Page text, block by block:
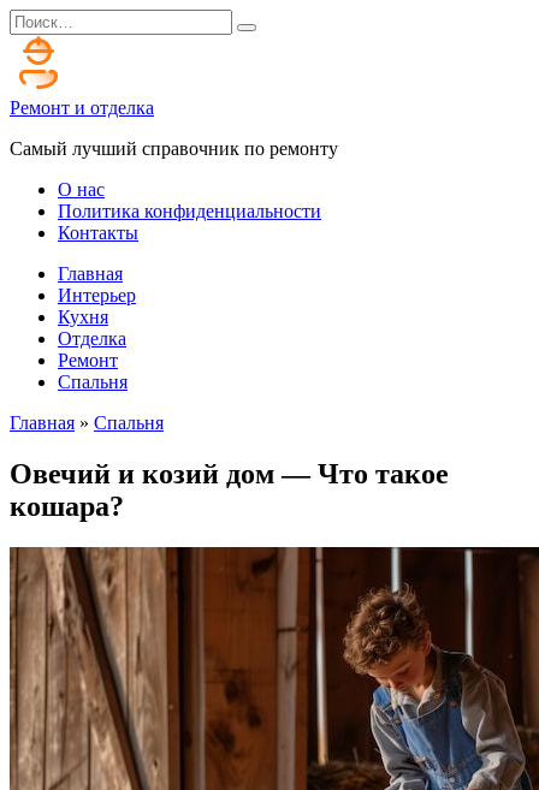
Перейти
к
содержанию
Search
for:
Ремонт и отделка
Самый лучший справочник по ремонту
О нас
Политика конфиденциальности
Контакты
Главная
Интерьер
Кухня
Отделка
Ремонт
Спальня
Главная » Спальня
Овечий и козий дом — Что такое
кошара?